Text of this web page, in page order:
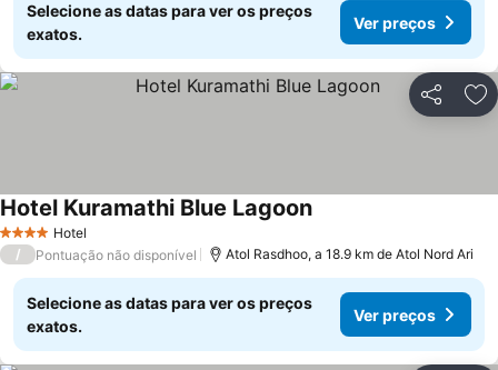
Selecione as datas para ver os preços
exatos.
Ver preços
Partilhar
4 EstrelasHotel
Hotel Kuramathi Blue LagoonVer preços
/ Pontuação não disponível Atol Rasdhoo, a 18.9 km de Atol Nord Ari
Selecione as datas para ver os preços
exatos.
Ver preços